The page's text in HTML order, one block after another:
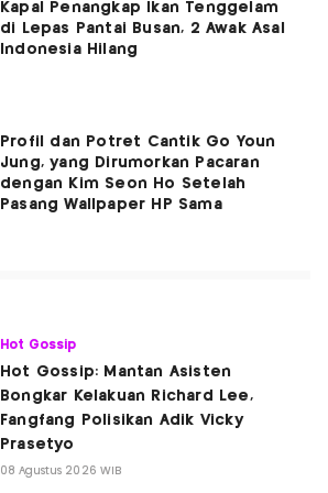
Kapal Penangkap Ikan Tenggelam
di Lepas Pantai Busan, 2 Awak Asal
Indonesia Hilang
Profil dan Potret Cantik Go Youn
Jung, yang Dirumorkan Pacaran
dengan Kim Seon Ho Setelah
Pasang Wallpaper HP Sama
Hot Gossip
Hot Gossip: Mantan Asisten
Bongkar Kelakuan Richard Lee,
Fangfang Polisikan Adik Vicky
Prasetyo
08 Agustus 2026 WIB